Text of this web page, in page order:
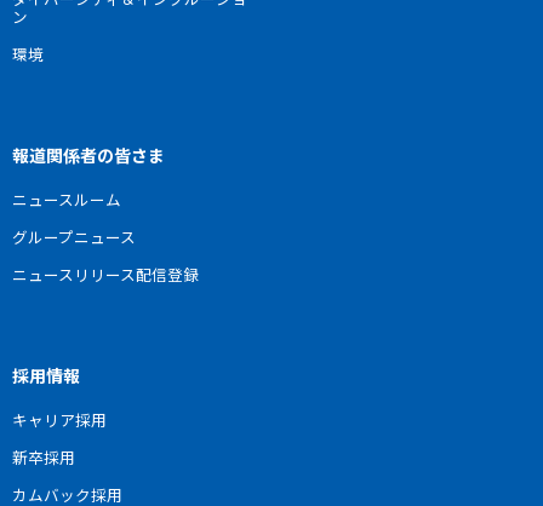
ン
環境
報道関係者の皆さま
ニュースルーム
グループニュース
ニュースリリース配信登録
採用情報
キャリア採用
新卒採用
カムバック採用